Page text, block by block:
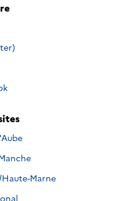
sur
sur
sur
sur
Marne